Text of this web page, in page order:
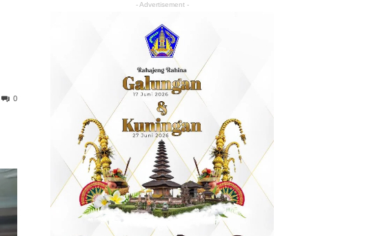
0
- Advertisement -